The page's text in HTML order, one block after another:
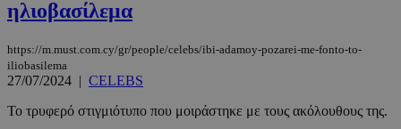
ηλιοβασίλεμα
https://m.must.com.cy/gr/people/celebs/ibi-adamoy-pozarei-me-fonto-to-
iliobasilema
27/07/2024 | CELEBS
Το τρυφερό στιγμιότυπο που μοιράστηκε με τους ακόλουθους της.